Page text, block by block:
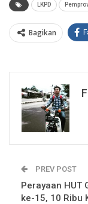
LKPD
Bagikan
PREV POST
Perayaan HUT
ke-15, 10 Ribu